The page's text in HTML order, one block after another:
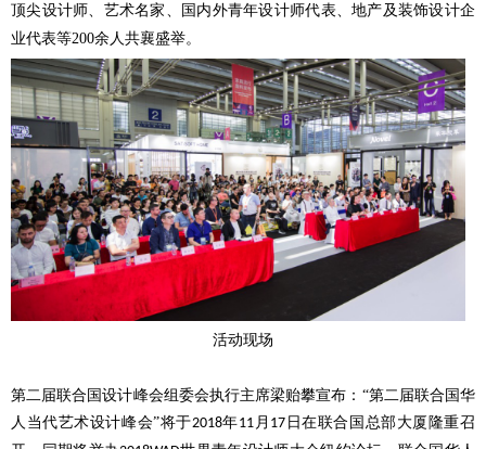
顶尖设计师、艺术名家、
国内外青年设计师代表、地产及装饰设计企
业代表等200余人共襄盛举。
活动现场
第二届联合国设计峰会组委会执行主席梁贻攀宣布： “第二届联合国华
人当代艺术设计峰会”将于2018年11 月 17 日在联合国总部大厦隆重召